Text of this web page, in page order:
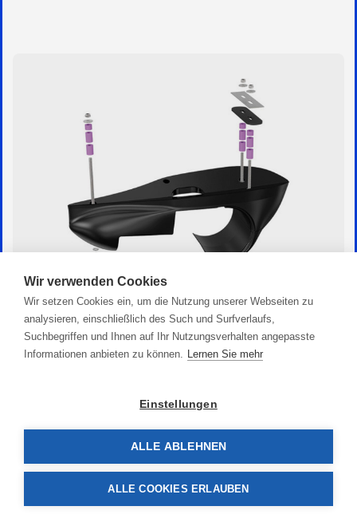
Hydropod Kit SX
541,90 €
Wir verwenden Cookies
Wir setzen Cookies ein, um die Nutzung unserer Webseiten zu
analysieren, einschließlich des Such und Surfverlaufs,
Suchbegriffen und Ihnen auf Ihr Nutzungsverhalten angepasste
Informationen anbieten zu können. Lernen Sie mehr
Einstellungen
ALLE ABLEHNEN
ALLE COOKIES ERLAUBEN